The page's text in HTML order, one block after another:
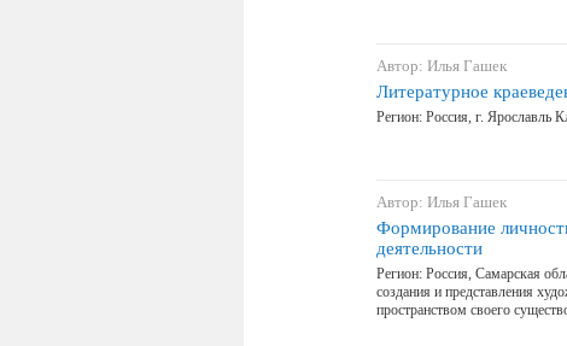
Автор: Илья Гашек
Литературное
Регион: Россия, г. Ярославль
Автор: Илья Гашек
Формирование
деятельности
Регион: Россия, Самарская
создания и представления
пространством своего